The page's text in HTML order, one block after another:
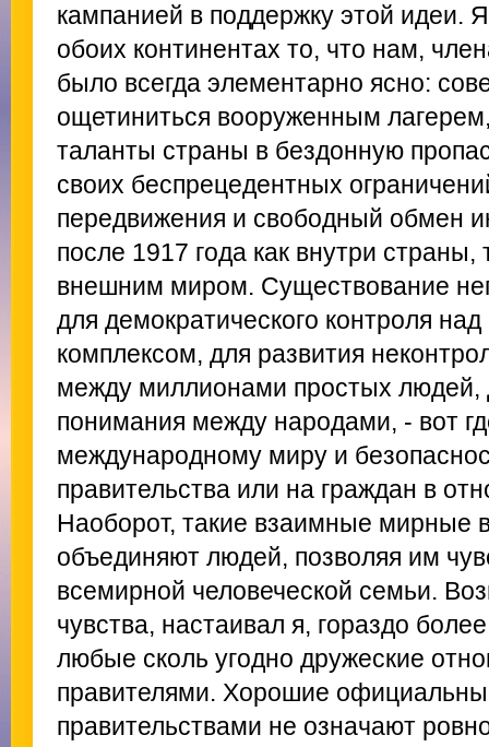
кампанией в поддержку этой идеи.
обоих континентах то, что нам,
было всегда элементарно ясно:
ощетиниться вооруженным
таланты страны в бездонную
своих беспрецедентных
передвижения и свободный обмен
после 1917 года как внутри
внешним миром. Существование
для демократического контроля
комплексом, для развития
между миллионами простых людей,
понимания между народами, - вот
международному миру и
правительства или на граждан в
Наоборот, такие взаимные мирные
объединяют людей, позволяя им
всемирной человеческой семьи.
чувства, настаивал я, гораздо
любые сколь угодно дружеские
правителями. Хорошие
правительствами не означают